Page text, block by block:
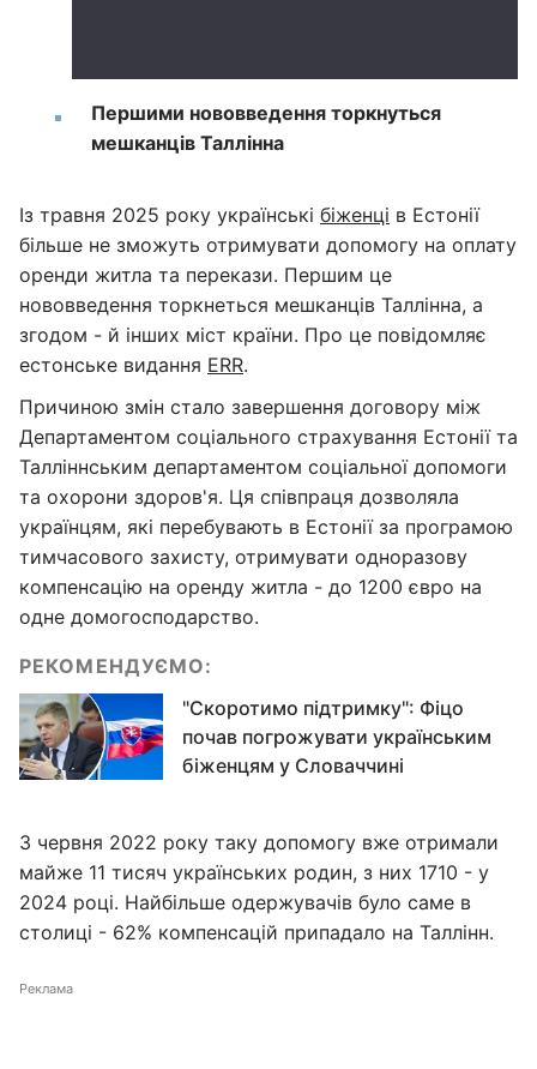
Першими нововведення торкнуться
мешканців Таллінна
Із травня 2025 року українські біженці в Естонії
більше не зможуть отримувати допомогу на оплату
оренди житла та перекази. Першим це
нововведення торкнеться мешканців Таллінна, а
згодом - й інших міст країни. Про це повідомляє
естонське видання ERR.
Причиною змін стало завершення договору між
Департаментом соціального страхування Естонії та
Талліннським департаментом соціальної допомоги
та охорони здоров'я. Ця співпраця дозволяла
українцям, які перебувають в Естонії за програмою
тимчасового захисту, отримувати одноразову
компенсацію на оренду житла - до 1200 євро на
одне домогосподарство.
РЕКОМЕНДУЄМО:
"Скоротимо підтримку": Фіцо
почав погрожувати українським
біженцям у Словаччині
З червня 2022 року таку допомогу вже отримали
майже 11 тисяч українських родин, з них 1710 - у
2024 році. Найбільше одержувачів було саме в
столиці - 62% компенсацій припадало на Таллінн.
Реклама